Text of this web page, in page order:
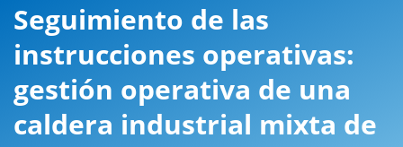
Seguimiento de las
instrucciones operativas:
gestión operativa de una
caldera industrial mixta de